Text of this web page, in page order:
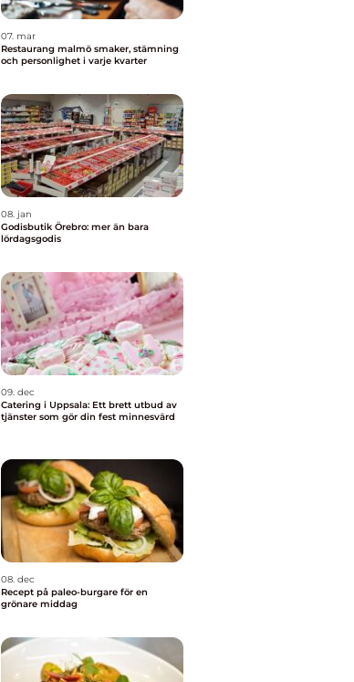
07. mar
Restaurang malmö smaker, stämning
och personlighet i varje kvarter
08. jan
Godisbutik Örebro: mer än bara
lördagsgodis
09. dec
Catering i Uppsala: Ett brett utbud av
tjänster som gör din fest minnesvärd
08. dec
Recept på paleo-burgare för en
grönare middag